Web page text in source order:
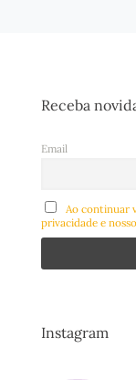
Receba
Email
Ao continuar
privacidade e
Instagram